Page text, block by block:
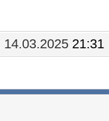
14.03.2025 21:31